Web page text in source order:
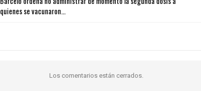
quienes se vacunaron…
Los comentarios están cerrados.